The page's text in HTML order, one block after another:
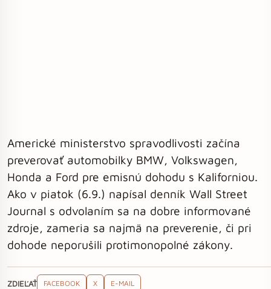
Americké ministerstvo spravodlivosti začína
preverovať automobilky BMW, Volkswagen,
Honda a Ford pre emisnú dohodu s Kaliforniou.
Ako v piatok (6.9.) napísal denník Wall Street
Journal s odvolaním sa na dobre informované
zdroje, zameria sa najmä na preverenie, či pri
dohode neporušili protimonopolné zákony.
ZDIEĽAŤ FACEBOOK X E-MAIL